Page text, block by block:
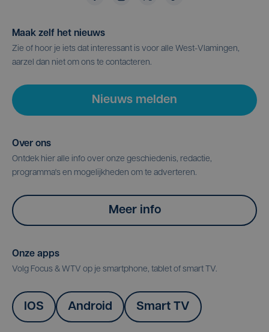
Maak zelf het nieuws
Zie of hoor je iets dat interessant is voor alle West-Vlamingen,
aarzel dan niet om ons te contacteren.
Nieuws melden
Over ons
Ontdek hier alle info over onze geschiedenis, redactie,
programma's en mogelijkheden om te adverteren.
Meer info
Onze apps
Volg Focus & WTV op je smartphone, tablet of smart TV.
IOS Android Smart TV